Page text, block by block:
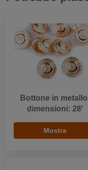
Bottone in
dimensioni: 28'
Mostra